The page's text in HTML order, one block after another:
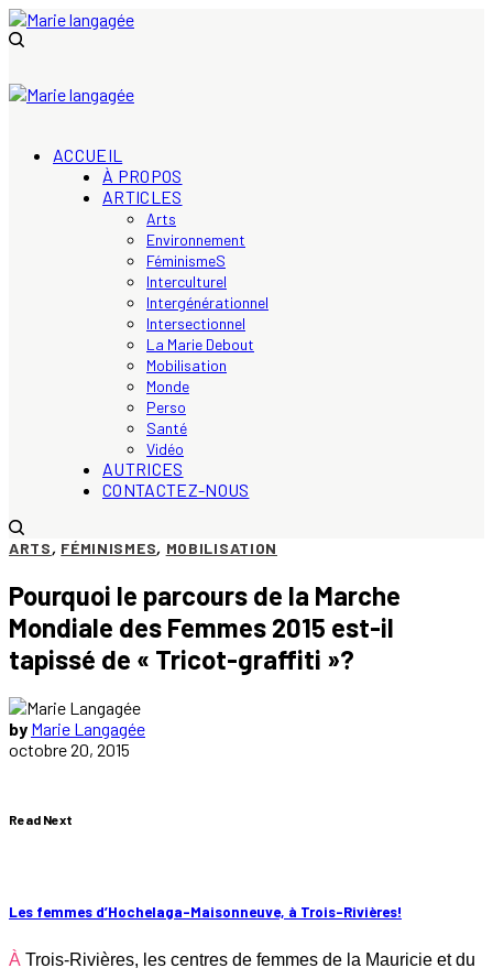
ACCUEIL
À PROPOS
ARTICLES
Arts
Environnement
FéminismeS
Interculturel
Intergénérationnel
Intersectionnel
La Marie Debout
Mobilisation
Monde
Perso
Santé
Vidéo
AUTRICES
CONTACTEZ-NOUS
ARTS, FÉMINISMES, MOBILISATION
Pourquoi le parcours de la Marche
Mondiale des Femmes 2015 est-il
tapissé de « Tricot-graffiti »?
by Marie Langagée
octobre 20, 2015
Read Next
Les femmes d’Hochelaga-Maisonneuve, à Trois-Rivières!
À Trois-Rivières, les centres de femmes de la Mauricie et du